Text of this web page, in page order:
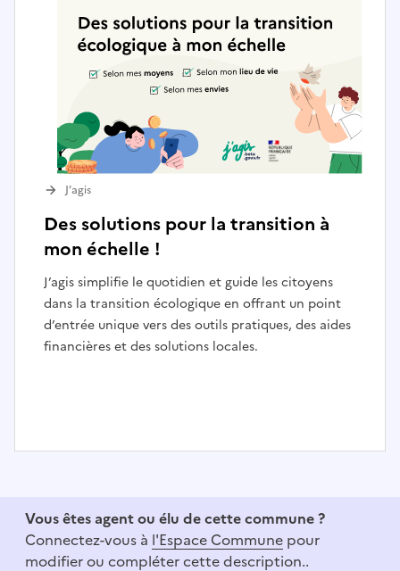
Des solutions pour la transition à
mon échelle !
J’agis simplifie le quotidien et guide les citoyens
dans la transition écologique en offrant un point
d’entrée unique vers des outils pratiques, des aides
financières et des solutions locales.
J’agis
Vous êtes agent ou élu de cette commune ?
Connectez-vous à l'Espace Commune pour
modifier ou compléter cette description..